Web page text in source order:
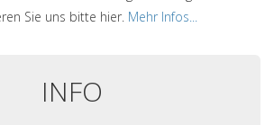
Sie uns bitte hier. Mehr Infos...
INFO